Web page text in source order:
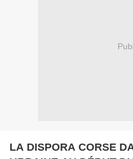
LA DISPORA CORSE